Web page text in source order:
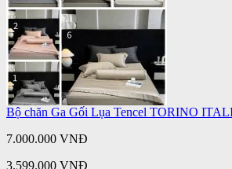
Bộ chăn Ga Gối Lụa Tencel TORINO
7.000.000 VNĐ
3.599.000 VNĐ